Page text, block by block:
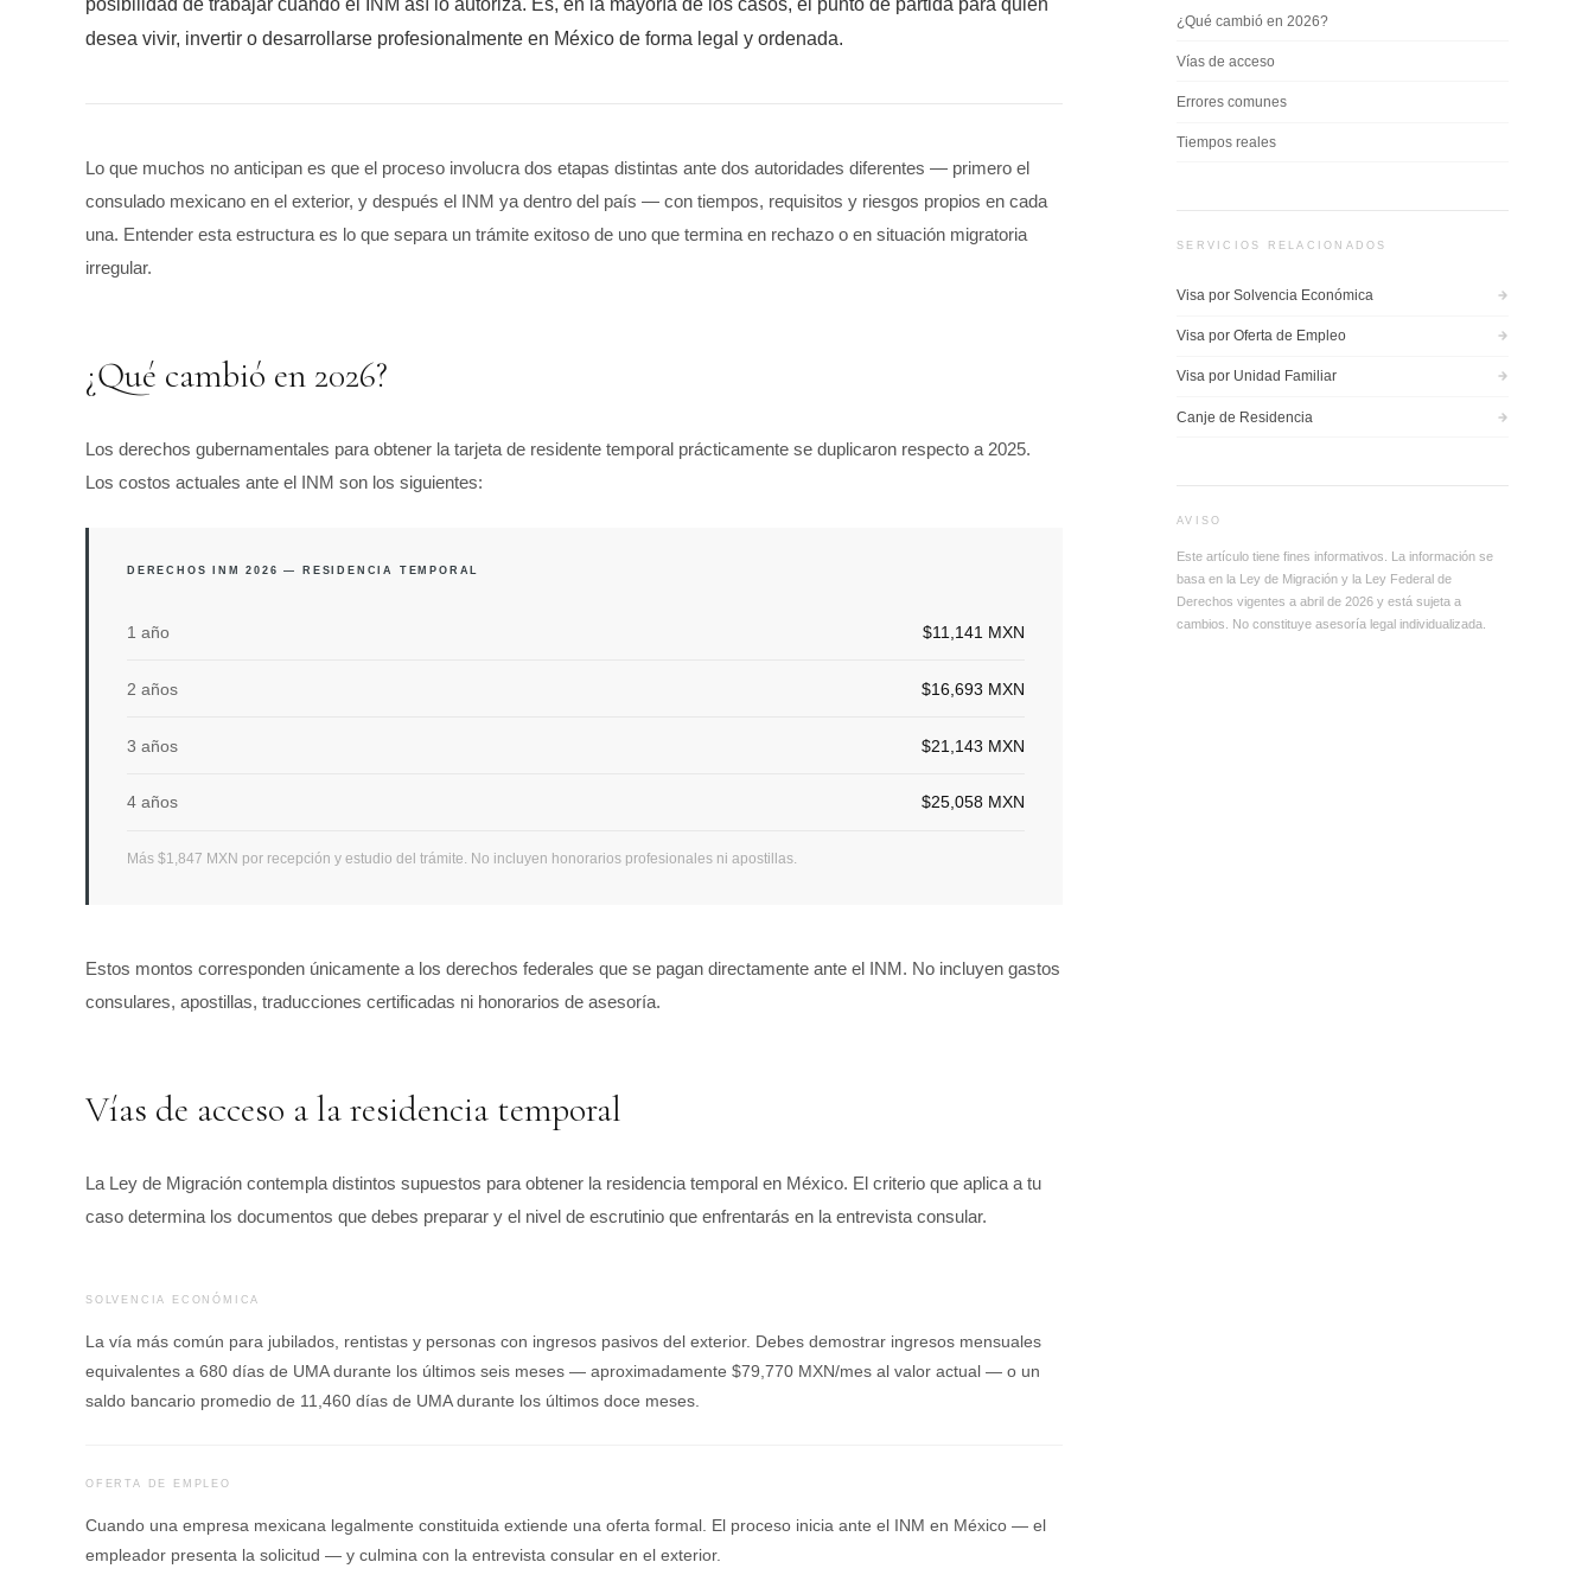
desea vivir, invertir o desarrollarse profesionalmente en México de forma legal y ordenada.
Lo que muchos no anticipan es que el proceso involucra dos etapas distintas ante dos autoridades diferentes — primero el
consulado mexicano en el exterior, y después el INM ya dentro del país — con tiempos, requisitos y riesgos propios en cada
una. Entender esta estructura es lo que separa un trámite exitoso de uno que termina en rechazo o en situación migratoria
irregular.
¿Qué cambió en 2026?
Los derechos gubernamentales para obtener la tarjeta de residente temporal prácticamente se duplicaron respecto a 2025.
Los costos actuales ante el INM son los siguientes:
DERECHOS INM 2026 — RESIDENCIA TEMPORAL
1 año $11,141 MXN
2 años $16,693 MXN
3 años $21,143 MXN
4 años $25,058 MXN
Más $1,847 MXN por recepción y estudio del trámite. No incluyen honorarios profesionales ni apostillas.
Estos montos corresponden únicamente a los derechos federales que se pagan directamente ante el INM. No incluyen gastos
consulares, apostillas, traducciones certificadas ni honorarios de asesoría.
Vías de acceso a la residencia temporal
La Ley de Migración contempla distintos supuestos para obtener la residencia temporal en México. El criterio que aplica a tu
caso determina los documentos que debes preparar y el nivel de escrutinio que enfrentarás en la entrevista consular.
SOLVENCIA ECONÓMICA
La vía más común para jubilados, rentistas y personas con ingresos pasivos del exterior. Debes demostrar ingresos mensuales
equivalentes a 680 días de UMA durante los últimos seis meses — aproximadamente $79,770 MXN/mes al valor actual — o un
saldo bancario promedio de 11,460 días de UMA durante los últimos doce meses.
OFERTA DE EMPLEO
Cuando una empresa mexicana legalmente constituida extiende una oferta formal. El proceso inicia ante el INM en México — el
empleador presenta la solicitud — y culmina con la entrevista consular en el exterior.
¿Qué cambió en 2026?
Vías de acceso
Errores comunes
Tiempos reales
SERVICIOS RELACIONADOS
Visa por Solvencia Económica
Visa por Oferta de Empleo
Visa por Unidad Familiar
Canje de Residencia
AVISO
Este artículo tiene fines informativos. La información se
basa en la Ley de Migración y la Ley Federal de
Derechos vigentes a abril de 2026 y está sujeta a
cambios. No constituye asesoría legal individualizada.